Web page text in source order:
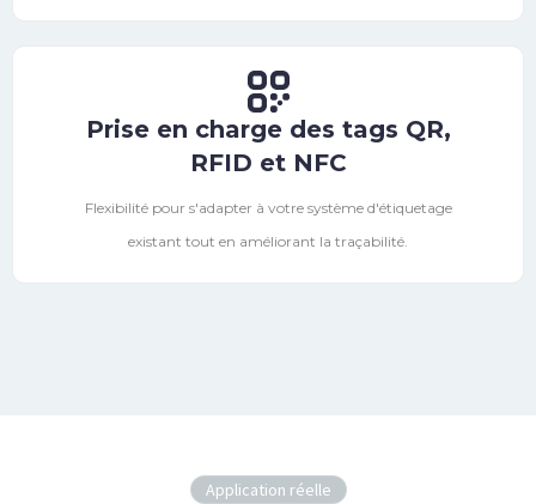
Prise en charge des tags QR,
RFID et NFC
Flexibilité pour s'adapter à votre système d'étiquetage
existant tout en améliorant la traçabilité.
Application réelle